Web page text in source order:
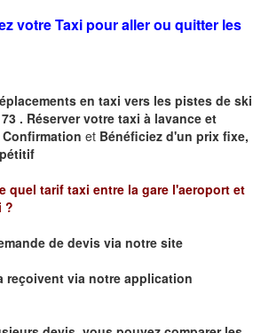
votre Taxi pour aller ou quitter les
en taxi vers les pistes de ski
. Réserver votre taxi à lavance et
Confirmation et Bénéficiez d'un prix fixe,
quel tarif taxi entre la gare l'aeroport et
?
de devis via notre site
reçoivent via notre application